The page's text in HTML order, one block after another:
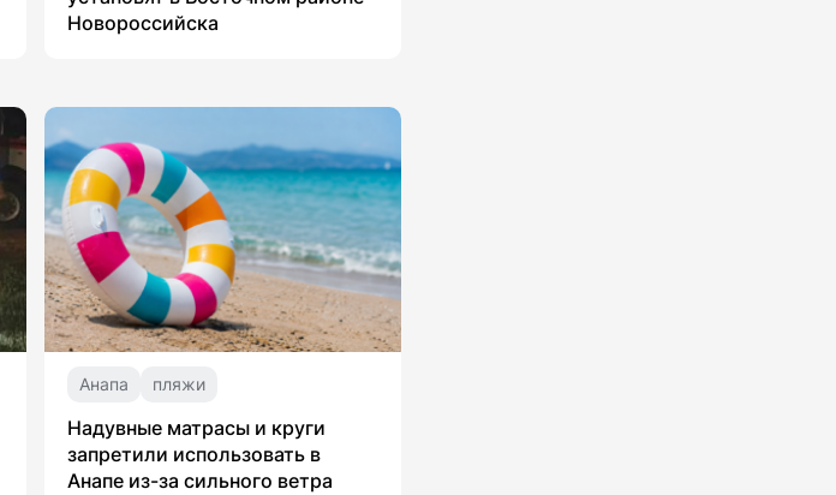
Новороссийска
Анапа пляжи
Надувные матрасы и круги
запретили использовать в
Анапе из-за сильного ветра